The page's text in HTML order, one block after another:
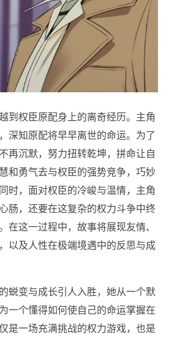
到权臣原配身上的离奇经历。主角
深知原配将早早离世的命运。为了
再沉默，努力扭转乾坤，拼命让自
和勇气去与权臣的强势竞争，巧妙
时，面对权臣的冷峻与温情，主角
肠，还要在这复杂的权力斗争中终
在这一过程中，故事将展现友情、
以及人性在极端境遇中的反思与成
蜕变与成长引人入胜，她从一个默
一个懂得如何使自己的命运掌握在
是一场充满挑战的权力游戏，也是